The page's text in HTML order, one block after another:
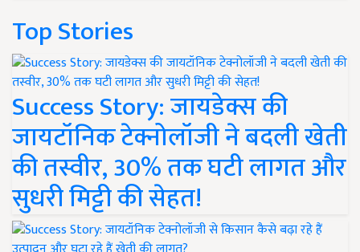
Top Stories
Success Story: जायडेक्स की
जायटॉनिक टेक्नोलॉजी ने बदली खेती
की तस्वीर, 30% तक घटी लागत और
सुधरी मिट्टी की सेहत!